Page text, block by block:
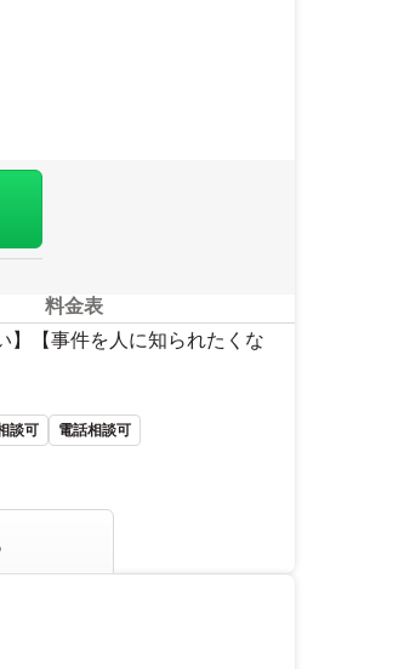
料金表
【事件を人に知られたくな
談可 電話相談可